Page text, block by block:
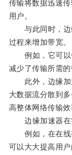
传输将数据迅速
用户。
与此同时，边
过程来增加带宽。
例如，它可以
减少了传输所需的
此外，边缘加
大数据流分散到
高整体网络传输效
边缘加速器在
例如，在在线
可以大大提高用